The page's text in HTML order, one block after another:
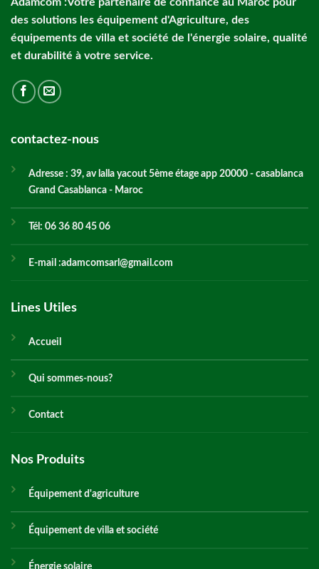
Adamcom :Votre partenaire de confiance au Maroc pour
des solutions les équipement d'Agriculture, des
équipements de villa et société de l'énergie solaire, qualité
et durabilité à votre service.
contactez-nous
Adresse : 39, av lalla yacout 5ème étage app 20000 - casablanca
Grand Casablanca - Maroc
Tél: 06 36 80 45 06
E-mail :adamcomsarl@gmail.com
Lines Utiles
Accueil
Qui sommes-nous?
Contact
Nos Produits
Équipement d'agriculture
Équipement de villa et société
Énergie solaire